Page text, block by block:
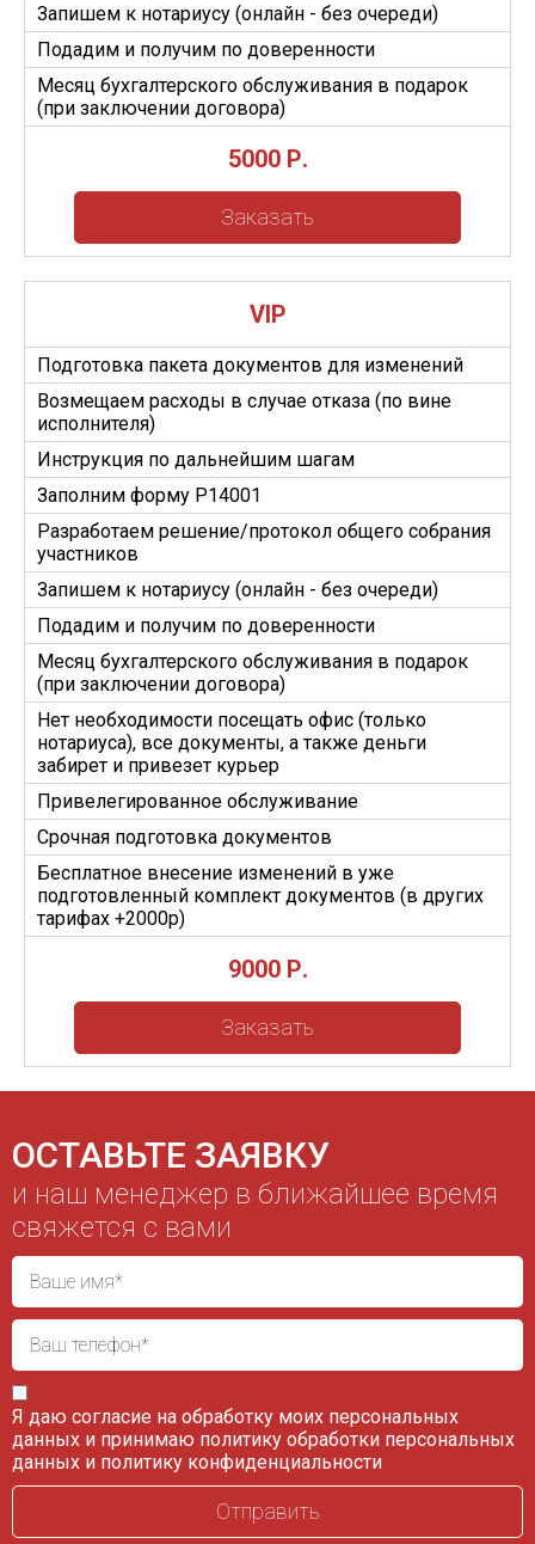
Запишем к нотариусу (онлайн - без очереди)
Подадим и получим по доверенности
Месяц бухгалтерского обслуживания в подарок
(при заключении договора)
5000 Р.
Заказать
VIP
Подготовка пакета документов для изменений
Возмещаем расходы в случае отказа (по вине
исполнителя)
Инструкция по дальнейшим шагам
Заполним форму Р14001
Разработаем решение/протокол общего собрания
участников
Запишем к нотариусу (онлайн - без очереди)
Подадим и получим по доверенности
Месяц бухгалтерского обслуживания в подарок
(при заключении договора)
Нет необходимости посещать офис (только
нотариуса), все документы, а также деньги
забирет и привезет курьер
Привелегированное обслуживание
Срочная подготовка документов
Бесплатное внесение изменений в уже
подготовленный комплект документов (в других
тарифах +2000p)
9000 Р.
Заказать
ОСТАВЬТЕ ЗАЯВКУ
и наш менеджер в ближайшее время
свяжется с вами
Я даю согласие на обработку моих персональных
данных и принимаю политику обработки персональных
данных и политику конфиденциальности